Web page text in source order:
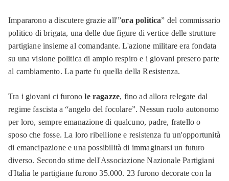
Impararono a discutere grazie all'”ora politica” del commissario
politico di brigata, una delle due figure di vertice delle strutture
partigiane insieme al comandante. L'azione militare era fondata
su una visione politica di ampio respiro e i giovani presero parte
al cambiamento. La parte fu quella della Resistenza.
Tra i giovani ci furonole ragazze, fino ad allora relegate dal
regime fascista a “angelo del focolare”. Nessun ruolo autonomo
per loro, sempre emanazione di qualcuno, padre, fratello o
sposo che fosse. La loro ribellione e resistenza fu un'opportunità
di emancipazione e una possibilità di immaginarsi un futuro
diverso. Secondo stime dell'Associazione Nazionale Partigiani
d'Italia le partigiane furono 35.000. 23 furono decorate con la